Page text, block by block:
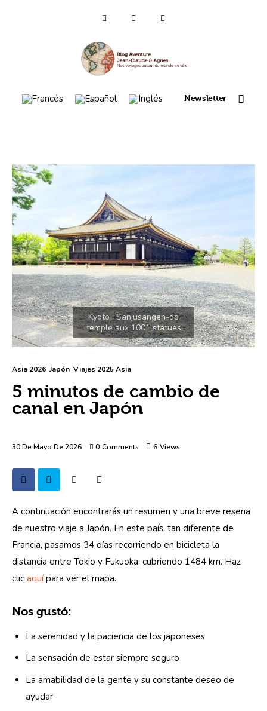
Newsletter
Asia (es)
Mapa itinerario 2022
France 2021
Amérique 2018 à 2020
Asia 2026 Japón Viajes 2025 Asia
5 minutos de cambio de
canal en Japón
30 De Mayo De 2026 0 Comments 6 Views
A continuación encontrarás un resumen y una breve reseña
de nuestro viaje a Japón. En este país, tan diferente de
Francia, pasamos 34 días recorriendo en bicicleta la
distancia entre Tokio y Fukuoka, cubriendo 1484 km. Haz
clic aquí para ver el mapa.
Nos gustó:
La serenidad y la paciencia de los japoneses
La sensación de estar siempre seguro
La amabilidad de la gente y su constante deseo de
ayudar